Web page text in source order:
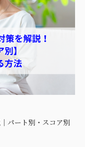
パート別・スコア別